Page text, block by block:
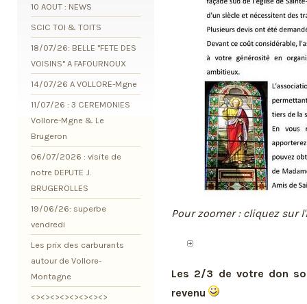
Pour zoomer : cliquez sur
Les 2/3 de votre don
revenu
10 AOUT : NEWS
SCIC TOI & TOITS
18/07/26: BELLE "FETE DES
VOISINS" A FAFOURNOUX
14/07/26 A VOLLORE-Mgne
11/07/26 : 3 CEREMONIES
Vollore-Mgne & Le
Brugeron
06/07/2026 : visite de
notre DEPUTE J.
BRUGEROLLES
19/06/26: superbe
vendredi
Les prix des carburants
autour de Vollore-
Montagne
<><><><><><><><>